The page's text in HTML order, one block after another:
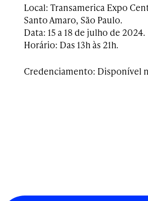
Local: Transamerica Expo
Santo Amaro, São Paulo.
Data: 15 a 18 de julho de 2024.
Horário: Das 13h às 21h.
Credenciamento: Disponível